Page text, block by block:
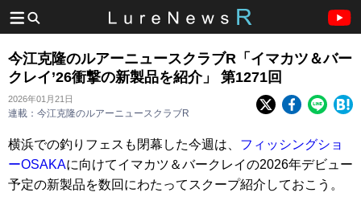
今江克隆のルアーニュースクラブR「イマカツ＆バー
クレイ’26衝撃の新製品を紹介」 第1271回
2026年01月21日
連載：今江克隆のルアーニュースクラブR
横浜での釣りフェスも閉幕した今週は、 フィッシングショ
ーOSAKAに向けてイマカツ＆バークレイの2026年デビュー
予定の新製品を数回にわたってスクープ紹介しておこう。